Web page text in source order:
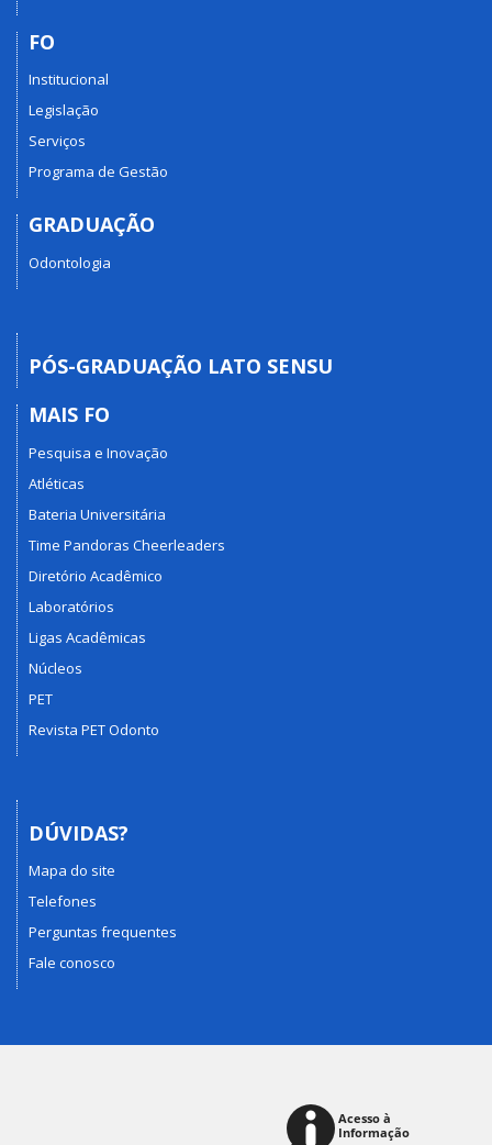
FO
Institucional
Legislação
Serviços
Programa de Gestão
GRADUAÇÃO
Odontologia
PÓS-GRADUAÇÃO LATO SENSU
MAIS FO
Pesquisa e Inovação
Atléticas
Bateria Universitária
Time Pandoras Cheerleaders
Diretório Acadêmico
Laboratórios
Ligas Acadêmicas
Núcleos
PET
Revista PET Odonto
DÚVIDAS?
Mapa do site
Telefones
Perguntas frequentes
Fale conosco